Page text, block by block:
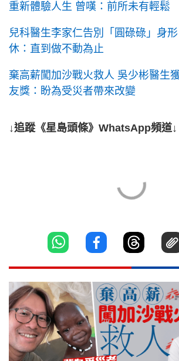
重新體驗人生 曾嘆：前所未有輕鬆
兒科醫生李家仁告別「圓碌碌」身
休：直到做不動為止
棄高薪闖加沙戰火救人 吳少彬醫生
友獎：盼為受災者帶來改變
↓追蹤《星島頭條》WhatsApp頻道↓